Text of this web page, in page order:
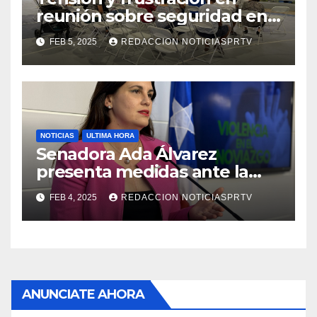
reunión sobre seguridad en
Reparto Metropolitano
FEB 5, 2025 REDACCION NOTICIASPRTV
NOTICIAS ULTIMA HORA
Senadora Ada Álvarez
presenta medidas ante la
violencia en el noviazgo
FEB 4, 2025 REDACCION NOTICIASPRTV
ANUNCIATE AHORA